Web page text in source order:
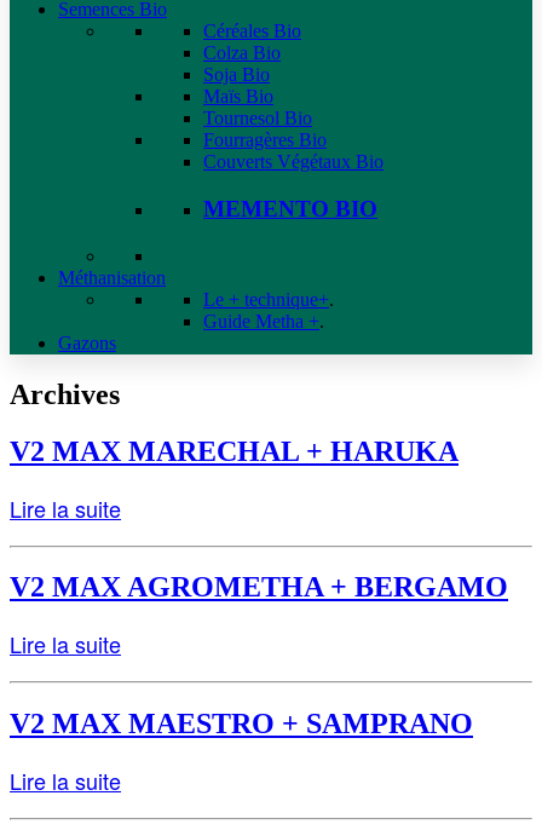
Semences Bio
Céréales Bio
Colza Bio
Soja Bio
Maïs Bio
Tournesol Bio
Fourragères Bio
Couverts Végétaux Bio
MEMENTO BIO
Méthanisation
Le + technique+.
Guide Metha +.
Gazons
Archives
V2 MAX MARECHAL + HARUKA
Lire la suite
V2 MAX AGROMETHA + BERGAMO
Lire la suite
V2 MAX MAESTRO + SAMPRANO
Lire la suite